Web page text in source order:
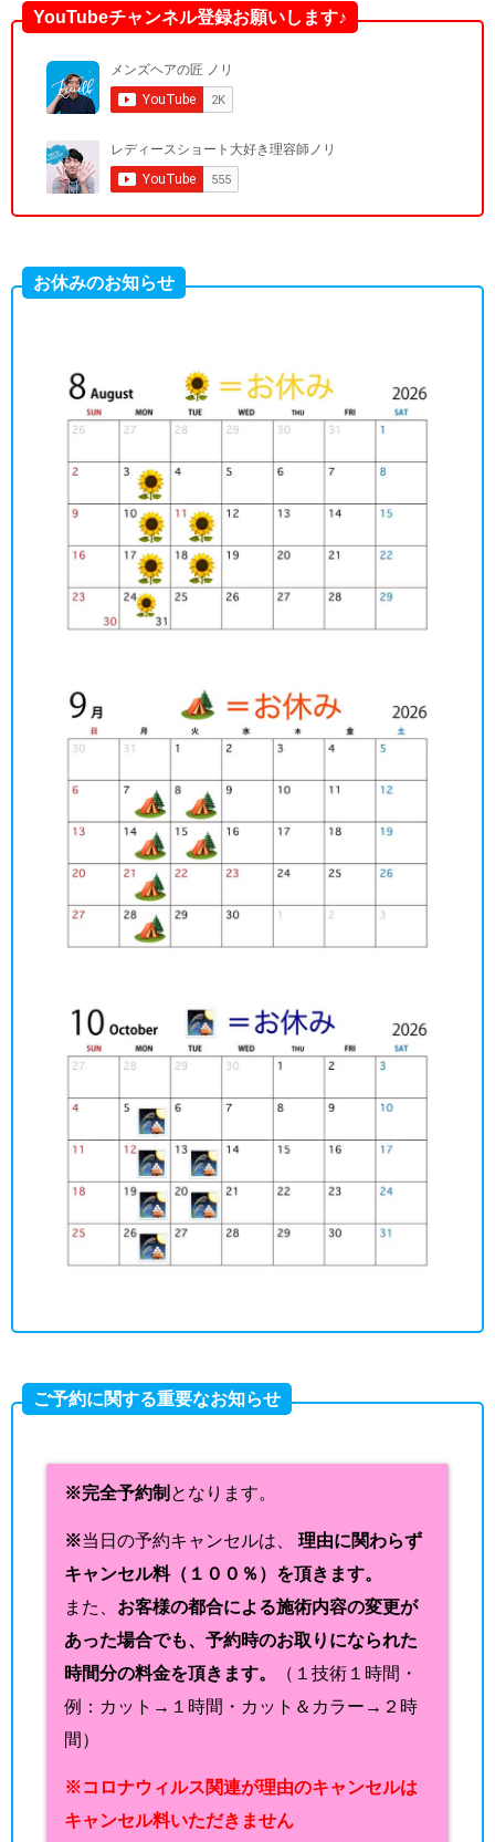
YouTubeチャンネル登録お願いします♪
お休みのお知らせ
ご予約に関する重要なお知らせ
※完全予約制 となります。
※当日の予約キャンセルは、 理由に関わらず
キャンセル料（１００％）を頂きます。
また、 お客様の都合による施術内容の変更が
あった場合でも、予約時のお取りになられた
時間分の料金を頂きます。
（１技術１時間・
例：カット→１時間・カット＆カラー→２時
間）
※コロナウィルス関連が理由のキャンセルは
キャンセル料いただきません